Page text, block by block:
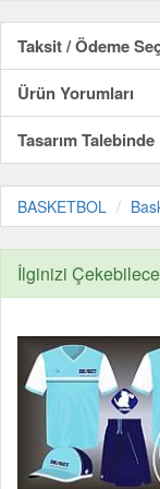
Taksit / Ödeme
Ürün Yorumları
Tasarım
BASKETBOL
İlginizi